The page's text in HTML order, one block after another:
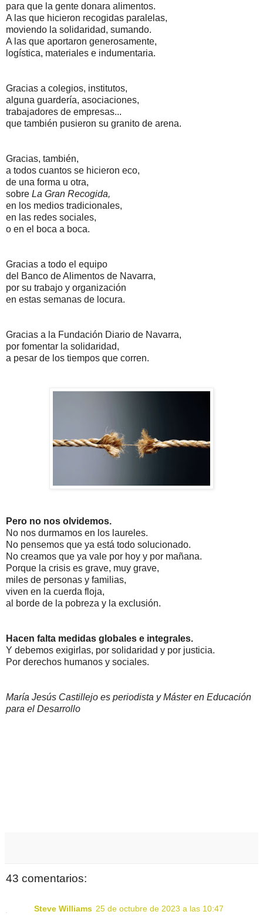
para que la gente donara alimentos.
A las que hicieron recogidas paralelas,
moviendo la solidaridad, sumando.
A las que aportaron generosamente,
logística, materiales e indumentaria.
Gracias a colegios, institutos,
alguna guardería, asociaciones,
trabajadores de empresas...
que también pusieron su granito de arena.
Gracias, también,
a todos cuantos se hicieron eco,
de una forma u otra,
sobre La Gran Recogida,
en los medios tradicionales,
en las redes sociales,
o en el boca a boca.
Gracias a todo el equipo
del Banco de Alimentos de Navarra,
por su trabajo y organización
en estas semanas de locura.
Gracias a la Fundación Diario de Navarra,
por fomentar la solidaridad,
a pesar de los tiempos que corren.
Pero no nos olvidemos.
No nos durmamos en los laureles.
No pensemos que ya está todo solucionado.
No creamos que ya vale por hoy y por mañana.
Porque la crisis es grave, muy grave,
miles de personas y familias,
viven en la cuerda floja,
al borde de la pobreza y la exclusión.
Hacen falta medidas globales e integrales.
Y debemos exigirlas, por solidaridad y por justicia.
Por derechos humanos y sociales.
María Jesús Castillejo es periodista y Máster en Educación
para el Desarrollo
43 comentarios:
Steve Williams 25 de octubre de 2023 a las 10:47